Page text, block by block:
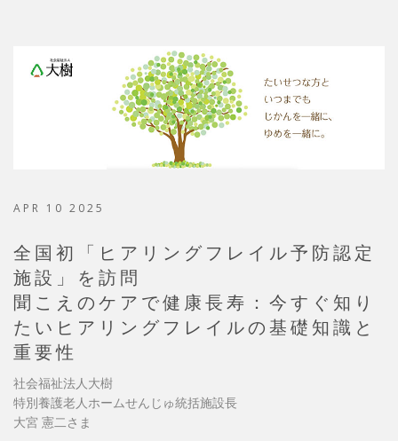
APR 10 2025
全国初「ヒアリングフレイル予防認定
施設」を訪問
聞こえのケアで健康長寿：今すぐ知り
たいヒアリングフレイルの基礎知識と
重要性
社会福祉法人大樹
特別養護老人ホームせんじゅ統括施設長
大宮 憲二さま